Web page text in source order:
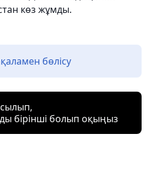
көз жұмды.
бөлісу
бірінші болып оқыңыз